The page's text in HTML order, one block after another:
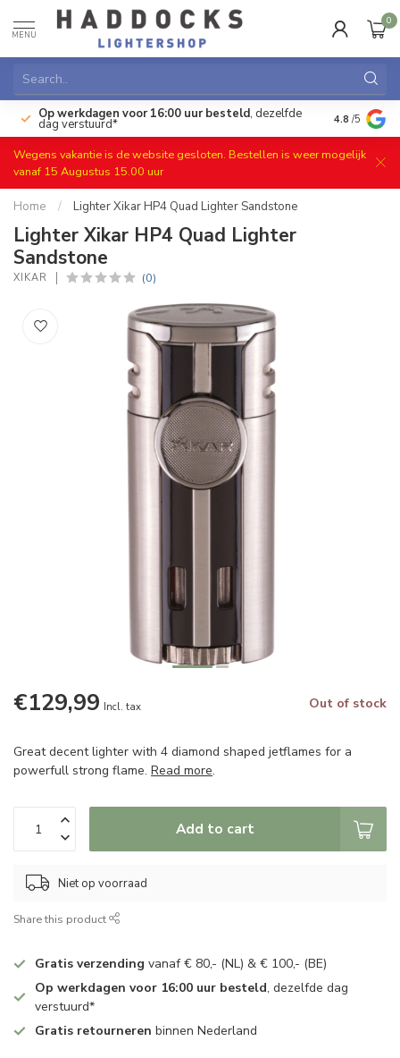
MENU
0
Op werkdagen voor 16:00 uur besteld, dezelfde
dag verstuurd* Gratis
4.8 /5
Wegens vakantie is de website gesloten. Bestellen is weer mogelijk
vanaf 15 Augustus 15.00 uur
Home / Lighter Xikar HP4 Quad Lighter Sandstone
Lighter Xikar HP4 Quad Lighter
Sandstone
XIKAR (0)
€129,99 Incl. tax Out of stock
Great decent lighter with 4 diamond shaped jetflames for a
powerfull strong flame. Read more.
Add to cart
Niet op voorraad
Share this product
Gratis verzending vanaf € 80,- (NL) & € 100,- (BE)
Op werkdagen voor 16:00 uur besteld, dezelfde dag
verstuurd*
Gratis retourneren binnen Nederland